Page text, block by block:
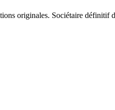
originales. Sociétaire définitif